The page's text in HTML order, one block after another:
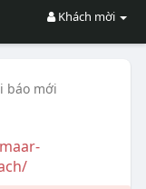
Khách mời
báo mới